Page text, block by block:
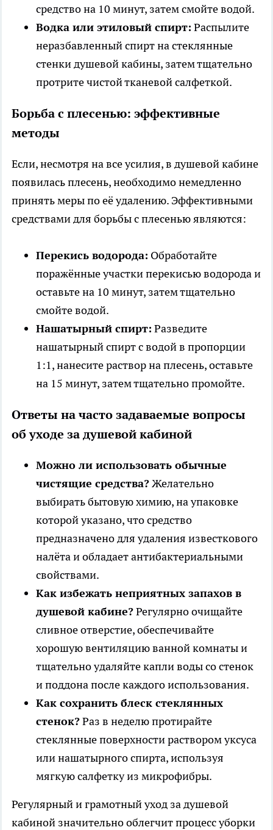
средство на 10 минут, затем смойте водой.
Водка или этиловый спирт: Распылите
неразбавленный спирт на стеклянные
стенки душевой кабины, затем тщательно
протрите чистой тканевой салфеткой.
Борьба с плесенью: эффективные
методы
Если, несмотря на все усилия, в душевой кабине
появилась плесень, необходимо немедленно
принять меры по её удалению. Эффективными
средствами для борьбы с плесенью являются:
Перекись водорода: Обработайте
поражённые участки перекисью водорода и
оставьте на 10 минут, затем тщательно
смойте водой.
Нашатырный спирт: Разведите
нашатырный спирт с водой в пропорции
1:1, нанесите раствор на плесень, оставьте
на 15 минут, затем тщательно промойте.
Ответы на часто задаваемые вопросы
об уходе за душевой кабиной
Можно ли использовать обычные
чистящие средства?Желательно
выбирать бытовую химию, на упаковке
которой указано, что средство
предназначено для удаления известкового
налёта и обладает антибактериальными
свойствами.
Как избежать неприятных запахов в
душевой кабине?Регулярно очищайте
сливное отверстие, обеспечивайте
хорошую вентиляцию ванной комнаты и
тщательно удаляйте капли воды со стенок
и поддона после каждого использования.
Как сохранить блеск стеклянных
стенок?Раз в неделю протирайте
стеклянные поверхности раствором уксуса
или нашатырного спирта, используя
мягкую салфетку из микрофибры.
Регулярный и грамотный уход за душевой
кабиной значительно облегчит процесс уборки